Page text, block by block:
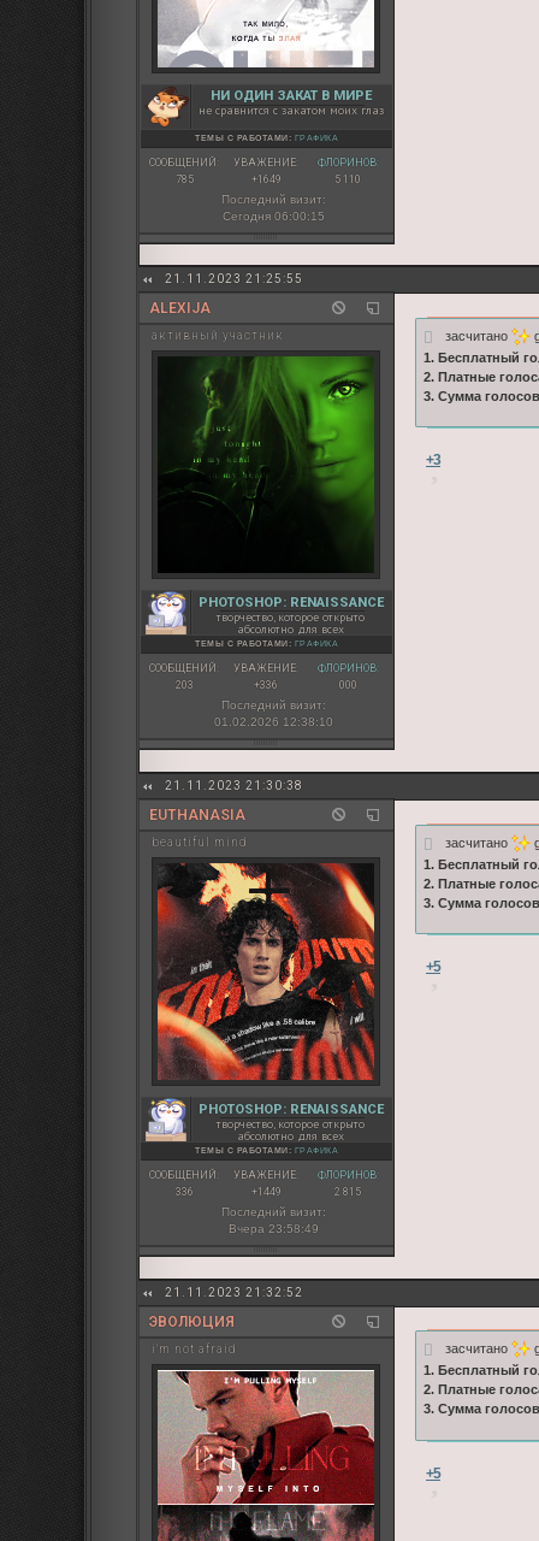
НИ ОДИН ЗАКАТ В МИРЕ
не сравнится с закатом моих глаз
ТЕМЫ С РАБОТАМИ: ГРАФИКА
СООБЩЕНИЙ:
785
УВАЖЕНИЕ:
+1649
ФЛОРИНОВ:
5 110
Последний визит:
Сегодня 06:00:15
21.11.2023 21:25:55
ALEXIJA
активный участник
PHOTOSHOP: RENAISSANCE
творчество, которое открыто
абсолютно для всех
ТЕМЫ С РАБОТАМИ: ГРАФИКА
СООБЩЕНИЙ:
203
УВАЖЕНИЕ:
+336
ФЛОРИНОВ:
000
Последний визит:
01.02.2026 12:38:10
засчитано
1. Бесплатный
2. Платные
3. Сумма
+3
21.11.2023 21:30:38
EUTHANASIA
beautiful mind
PHOTOSHOP: RENAISSANCE
творчество, которое открыто
абсолютно для всех
ТЕМЫ С РАБОТАМИ: ГРАФИКА
СООБЩЕНИЙ:
336
УВАЖЕНИЕ:
+1449
ФЛОРИНОВ:
2 815
Последний визит:
Вчера 23:58:49
засчитано
1. Бесплатный
2. Платные
3. Сумма
+5
21.11.2023 21:32:52
ЭВОЛЮЦИЯ
i'm not afraid засчитано
1. Бесплатный
2. Платные
3. Сумма
+5